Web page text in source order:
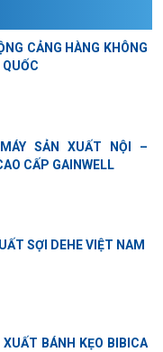
CẢNG HÀNG KHÔNG
SẢN XUẤT NỘI –
CẤP GAINWELL
SỢI DEHE VIỆT NAM
XUẤT BÁNH KẸO BIBICA